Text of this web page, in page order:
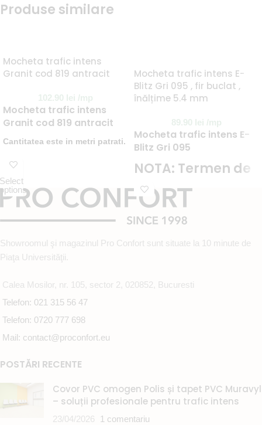
Produse similare
Mocheta trafic intens
Granit cod 819 antracit
Mocheta trafic intens
Granit cod 819 antracit
Cantitatea este in metri patrati.
Mocheta este la latime de 4m.
Cantitate minima este de 4
metri patrati.
NOTA: Pentru o cantitate
mai mare decat cea de
saptamani
Select
options
Mocheta trafic intens E-
Blitz Gri 095 , fir buclat ,
înălțime 5.4 mm
Mocheta trafic intens E-
Blitz Gri 095
NOTA: Termen de
livrare 4
saptamani.
Pentru comenzi se percepe un
Cantitate minima este de 4
Select
options
Showroomul şi magazinul Pro Confort sunt situate la 10 minute de
Piaţa Universităţii.
Calea Mosilor, nr. 105, sector 2, 020852, Bucuresti
Telefon: 021 315 56 47
Telefon: 0720 777 698
Mail: contact@proconfort.eu
POSTĂRI RECENTE
Covor PVC omogen Polis și tapet PVC Muravyl
– soluții profesionale pentru trafic intens
23/04/2026 1 comentariu